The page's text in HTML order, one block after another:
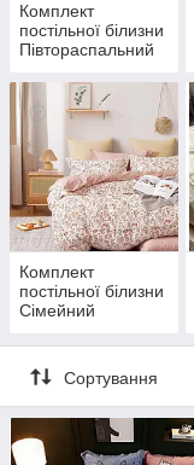
Комплект
постільної білизни
Півтораспальний
Комплект
постільної білизни
Сімейний
Сортування